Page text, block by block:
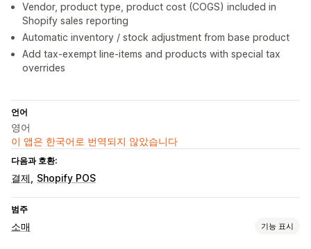
Vendor, product type, product cost (COGS) included in
Shopify sales reporting
Automatic inventory / stock adjustment from base product
Add tax-exempt line-items and products with special tax
overrides
언어
영어
이 앱은 한국어로 번역되지 않았습니다
다음과 호환:
결제 Shopify POS
범주
소매 기능 표시